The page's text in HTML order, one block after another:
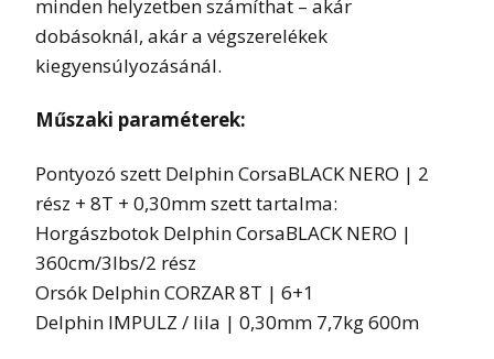
minden helyzetben számíthat – akár
dobásoknál, akár a végszerelékek
kiegyensúlyozásánál.
Műszaki paraméterek:
Pontyozó szett Delphin CorsaBLACK NERO | 2
rész + 8T + 0,30mm szett tartalma:
Horgászbotok Delphin CorsaBLACK NERO |
360cm/3lbs/2 rész
Orsók Delphin CORZAR 8T | 6+1
Delphin IMPULZ / lila | 0,30mm 7,7kg 600m